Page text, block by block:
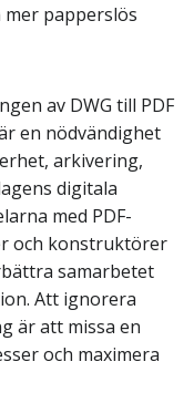
papperslös
av DWG till PDF
en nödvändighet
arkivering,
digitala
med PDF-
och konstruktörer
samarbetet
Att ignorera
är att missa en
och maximera